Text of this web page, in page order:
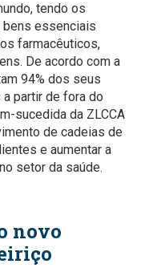
tendo os
essenciais
farmacêuticos,
De acordo com a
94% dos seus
partir de fora do
sucedida da ZLCCA
de cadeias de
e aumentar a
setor da saúde.
novo